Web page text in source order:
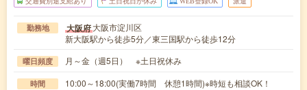
勤務地 大阪府大阪市淀川区
新大阪駅から徒歩5分／東三国駅から徒歩12分
曜日頻度 月～金（週5日） ※土日祝休み
時間 10:00～18:00(実働7時間 休憩1時間)※時短も相談OK！